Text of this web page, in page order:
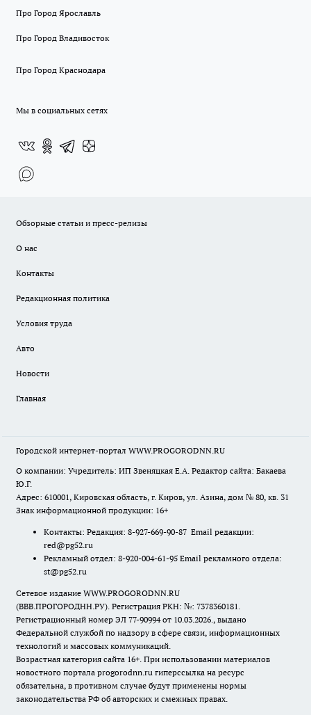
Про Город Ярославль
Про Город Владивосток
Про Город Краснодара
Мы в социальных сетях
Обзорные статьи и пресс-релизы
О нас
Контакты
Редакционная политика
Условия труда
Авто
Новости
Главная
Городской интернет-портал WWW.PROGORODNN.RU
О компании: Учредитель: ИП Звеняцкая Е.А. Редактор сайта: Бакаева
Ю.Г.
Адрес: 610001, Кировская область, г. Киров, ул. Азина, дом № 80, кв. 31
Знак информационной продукции: 16+
Контакты: Редакция: 8-927-669-90-87 Email редакции:
red@pg52.ru
Рекламный отдел: 8-920-004-61-95 Email рекламного отдела:
st@pg52.ru
Сетевое издание WWW.PROGORODNN.RU
(ВВВ.ПРОГОРОДНН.РУ). Регистрация РКН: №: 7378360181.
Регистрационный номер ЭЛ 77-90994 от 10.03.2026., выдано
Федеральной службой по надзору в сфере связи, информационных
технологий и массовых коммуникаций.
Возрастная категория сайта 16+. При использовании материалов
новостного портала progorodnn.ru гиперссылка на ресурс
обязательна, в противном случае будут применены нормы
законодательства РФ об авторских и смежных правах.